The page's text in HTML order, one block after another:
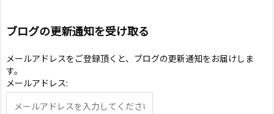
ブログの更新通知を受け取る
メールアドレスをご登録頂くと、ブログの更新通知をお届けしま
す。
メールアドレス: